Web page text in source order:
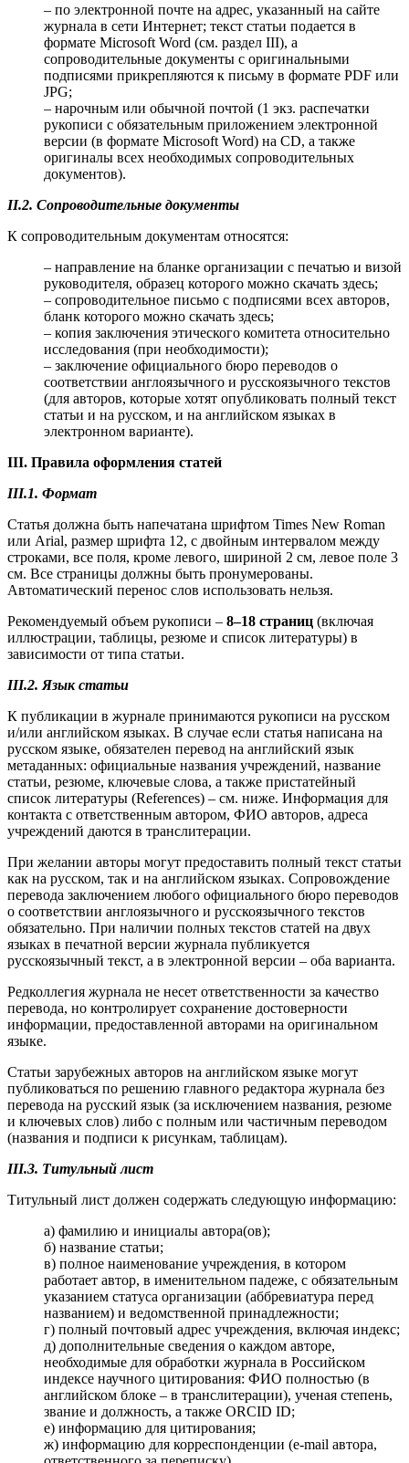
– по электронной почте на адрес, указанный на сайте
журнала в сети Интернет; текст статьи подается в
формате Microsoft Word (см. раздел III), а
сопроводительные документы с оригинальными
подписями прикрепляются к письму в формате PDF или
JPG;
– нарочным или обычной почтой (1 экз. распечатки
рукописи с обязательным приложением электронной
версии (в формате Microsoft Word) на CD, а также
оригиналы всех необходимых сопроводительных
документов).
II.2. Сопроводительные документы
К сопроводительным документам относятся:
– направление на бланке организации с печатью и визой
руководителя, образец которого можно скачать здесь;
– сопроводительное письмо с подписями всех авторов,
бланк которого можно скачать здесь;
– копия заключения этического комитета относительно
исследования (при необходимости);
– заключение официального бюро переводов о
соответствии англоязычного и русскоязычного текстов
(для авторов, которые хотят опубликовать полный текст
статьи и на русском, и на английском языках в
электронном варианте).
III. Правила оформления статей
III.1. Формат
Статья должна быть напечатана шрифтом Times New Roman
или Arial, размер шрифта 12, с двойным интервалом между
строками, все поля, кроме левого, шириной 2 см, левое поле 3
см. Все страницы должны быть пронумерованы.
Автоматический перенос слов использовать нельзя.
Рекомендуемый объем рукописи – 8–18 страниц (включая
иллюстрации, таблицы, резюме и список литературы) в
зависимости от типа статьи.
III.2. Язык статьи
К публикации в журнале принимаются рукописи на русском
и/или английском языках. В случае если статья написана на
русском языке, обязателен перевод на английский язык
метаданных: официальные названия учреждений, название
статьи, резюме, ключевые слова, а также пристатейный
список литературы (References) – см. ниже. Информация для
контакта с ответственным автором, ФИО авторов, адреса
учреждений даются в транслитерации.
При желании авторы могут предоставить полный текст статьи
как на русском, так и на английском языках. Сопровождение
перевода заключением любого официального бюро переводов
о соответствии англоязычного и русскоязычного текстов
обязательно. При наличии полных текстов статей на двух
языках в печатной версии журнала публикуется
русскоязычный текст, а в электронной версии – оба варианта.
Редколлегия журнала не несет ответственности за качество
перевода, но контролирует сохранение достоверности
информации, предоставленной авторами на оригинальном
языке.
Статьи зарубежных авторов на английском языке могут
публиковаться по решению главного редактора журнала без
перевода на русский язык (за исключением названия, резюме
и ключевых слов) либо с полным или частичным переводом
(названия и подписи к рисункам, таблицам).
III.3. Титульный лист
Титульный лист должен содержать следующую информацию:
а) фамилию и инициалы автора(ов);
б) название статьи;
в) полное наименование учреждения, в котором
работает автор, в именительном падеже, с обязательным
указанием статуса организации (аббревиатура перед
названием) и ведомственной принадлежности;
г) полный почтовый адрес учреждения, включая индекс;
д) дополнительные сведения о каждом авторе,
необходимые для обработки журнала в Российском
индексе научного цитирования: ФИО полностью (в
английском блоке – в транслитерации), ученая степень,
звание и должность, а также ORCID ID;
е) информацию для цитирования;
ж) информацию для корреспонденции (e-mail автора,